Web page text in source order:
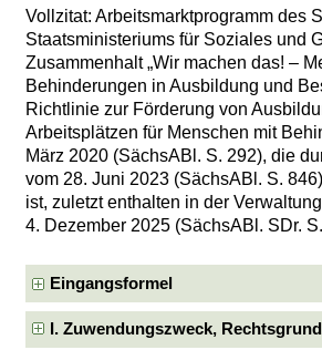
Vollzitat: Arbeitsmarktprogramm des
Staatsministeriums für Soziales und
Zusammenhalt „Wir machen das! –
Behinderungen in Ausbildung und
Richtlinie zur Förderung von
Arbeitsplätzen für Menschen mit
März 2020 (SächsABl. S. 292), die
vom 28. Juni 2023 (SächsABl. S.
ist, zuletzt enthalten in der
4. Dezember 2025 (SächsABl. SDr.
Eingangsformel
I. Zuwendungszweck,